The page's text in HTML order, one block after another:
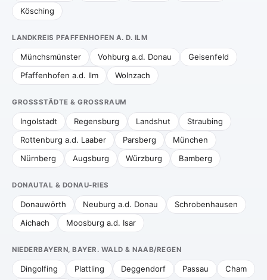
Kösching
LANDKREIS PFAFFENHOFEN A. D. ILM
Münchsmünster Vohburg a.d. Donau
Geisenfeld
Pfaffenhofen a.d. Ilm
Wolnzach
GROSSSTÄDTE & GROSSRAUM
Ingolstadt Regensburg Landshut
Straubing
Rottenburg a.d. Laaber
Parsberg
München
Nürnberg
Augsburg Würzburg Bamberg
DONAUTAL & DONAU-RIES
Donauwörth Neuburg a.d. Donau
Schrobenhausen
Aichach
Moosburg a.d. Isar
NIEDERBAYERN, BAYER. WALD & NAAB/REGEN
Dingolfing Plattling Deggendorf Passau
Cham